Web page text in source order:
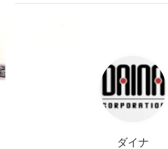
ダイナ